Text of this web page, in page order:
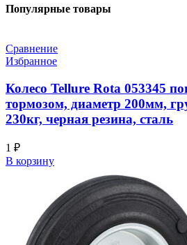
Популярные товары
Сравнение
Избранное
Колесо Tellure Rota 053345
тормозом, диаметр 200мм,
230кг, черная резина, сталь
1 ₽
В корзину